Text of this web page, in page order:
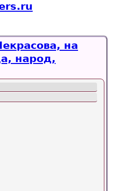
на
народ,